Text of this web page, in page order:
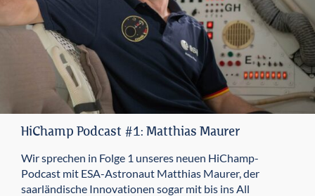
HiChamp Podcast #1: Matthias Maurer
Wir sprechen in Folge 1 unseres neuen HiChamp-
Podcast mit ESA-Astronaut Matthias Maurer, der
saarländische Innovationen sogar mit bis ins All